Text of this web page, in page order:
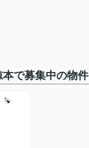
で募集中の物件